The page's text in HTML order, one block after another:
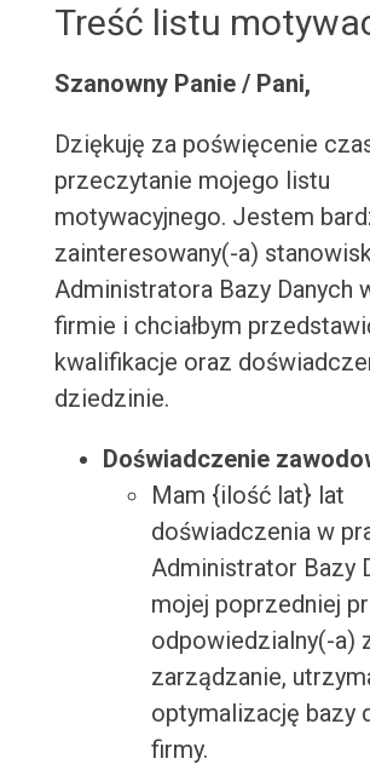
Treść listu
Szanowny Panie / Pani,
Dziękuję za poświęcenie
przeczytanie mojego listu
motywacyjnego. Jestem
zainteresowany(-a)
Administratora Bazy Danych
firmie i chciałbym
kwalifikacje oraz
dziedzinie.
Doświadczenie
Mam {ilość lat} lat
doświadczenia w
Administrator Bazy
mojej poprzedniej
odpowiedzialny(-a)
zarządzanie,
optymalizację bazy
firmy.